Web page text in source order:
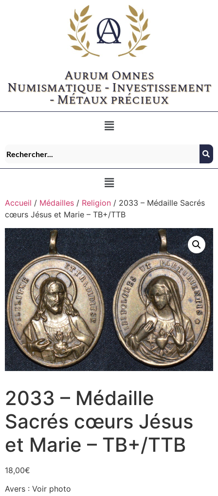
Aurum Omnes
Numismatique - Investissement
- Métaux précieux
Accueil / Médailles / Religion / 2033 – Médaille Sacrés
cœurs Jésus et Marie – TB+/TTB
2033 – Médaille
Sacrés cœurs Jésus
et Marie – TB+/TTB
18,00€
Avers : Voir photo